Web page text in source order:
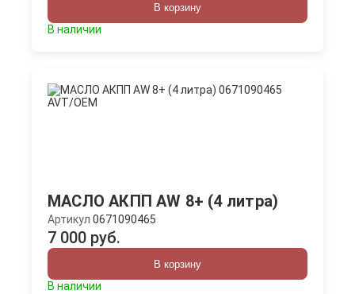
В корзину
В наличии
МАСЛО АКПП AW 8+ (4 литра)
Артикул 0671090465
7 000 руб.
В корзину
В наличии